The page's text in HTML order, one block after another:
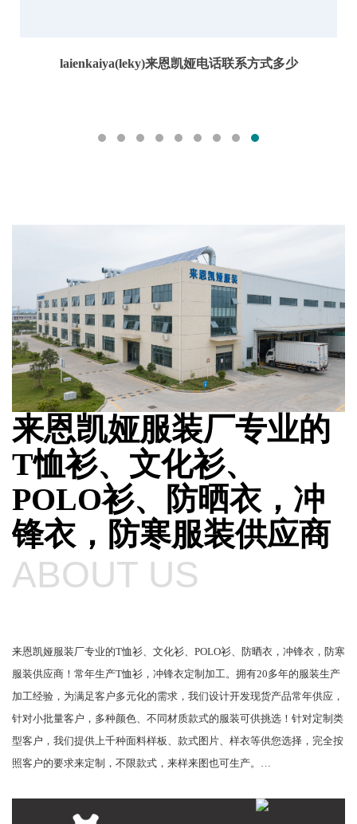
来恩凯娅服装厂专业的
T恤衫、文化衫、
POLO衫、防晒衣，冲
锋衣，防寒服装供应商
ABOUT US
来恩凯娅服装厂专业的T恤衫、文化衫、POLO衫、防晒衣，冲锋衣，防寒
服装供应商！常年生产T恤衫，冲锋衣定制加工。拥有20多年的服装生产
加工经验，为满足客户多元化的需求，我们设计开发现货产品常年供应，
针对小批量客户，多种颜色、不同材质款式的服装可供挑选！针对定制类
型客户，我们提供上千种面料样板、款式图片、样衣等供您选择，完全按
照客户的要求来定制，不限款式，来样来图也可生产。…